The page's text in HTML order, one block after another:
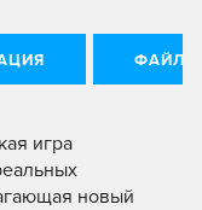
ФАЙЛЫ
игра
новый